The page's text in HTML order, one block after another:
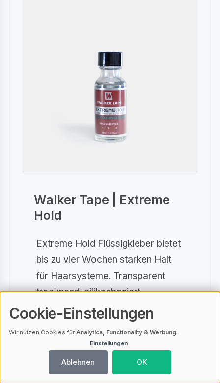
Walker Tape | Extreme
Hold
Extreme Hold Flüssigkleber bietet
bis zu vier Wochen starken Halt
für Haarsysteme. Transparent
trocknend, silikonbasiert,
hautverträglich und wasserfest.
Mit integriertem Pinsel für
einfache Anwendung.
Cookie-Einstellungen
Wir nutzen Cookies fürAnalytics, Functionality & Werbung.
Einstellungen
Ablehnen OK